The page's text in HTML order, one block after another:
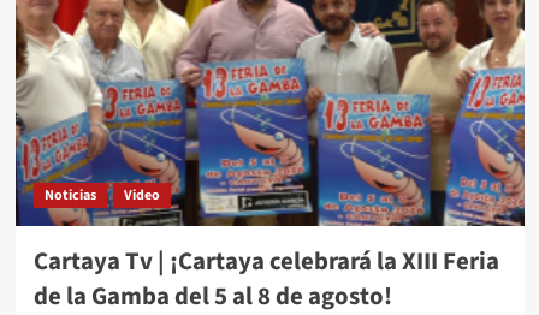
Noticias Video
Cartaya Tv | ¡Cartaya celebrará la XIII Feria
de la Gamba del 5 al 8 de agosto!